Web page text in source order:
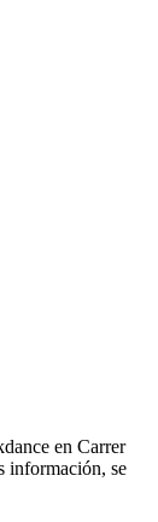
en Carrer
información, se